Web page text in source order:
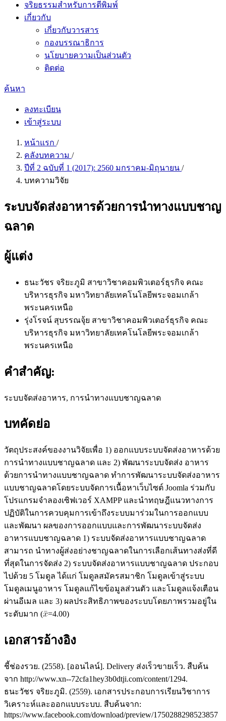
จริยธรรมสำหรับการตีพิมพ์
เกี่ยวกับ
เกี่ยวกับวารสาร
กองบรรณาธิการ
นโยบายความเป็นส่วนตัว
ติดต่อ
ค้นหา
ลงทะเบียน
เข้าสู่ระบบ
หน้าแรก /
คลังบทความ /
ปีที่ 2 ฉบับที่ 1 (2017): 2560 มกราคม-มิถุนายน /
บทความวิจัย
ระบบจัดส่งอาหารด้วยการนำทางแบบชาญ
ฉลาด
ผู้แต่ง
ธนะวัชร จริยะภูมิ สาขาวิชาคอมพิวเตอร์ธุรกิจ คณะ
บริหารธุรกิจ มหาวิทยาลัยเทคโนโลยีพระจอมเกล้า
พระนครเหนือ
รุ่งโรจน์ สุบรรณจุ้ย สาขาวิชาคอมพิวเตอร์ธุรกิจ คณะ
บริหารธุรกิจ มหาวิทยาลัยเทคโนโลยีพระจอมเกล้า
พระนครเหนือ
คำสำคัญ:
ระบบจัดส่งอาหาร, การนำทางแบบชาญฉลาด
บทคัดย่อ
วัตถุประสงค์ของงานวิจัยเพื่อ 1) ออกแบบระบบจัดส่งอาหารด้วย
การนำทางแบบชาญฉลาด และ 2) พัฒนาระบบจัดส่ง อาหาร
ด้วยการนำทางแบบชาญฉลาด ทำการพัฒนาระบบจัดส่งอาหาร
แบบชาญฉลาดโดยระบบจัดการเนื้อหาเว็บไซต์ Joomla ร่วมกับ
โปรแกรมจำลองเซิฟเวอร์ XAMPP และนำทฤษฎีแนวทางการ
ปฏิบัติในการควบคุมการเข้าถึงระบบมาร่วมในการออกแบบ
และพัฒนา ผลของการออกแบบและการพัฒนาระบบจัดส่ง
อาหารแบบชาญฉลาด 1) ระบบจัดส่งอาหารแบบชาญฉลาด
สามารถ นำทางผู้ส่งอย่างชาญฉลาดในการเลือกเส้นทางส่งที่ดี
ที่สุดในการจัดส่ง 2) ระบบจัดส่งอาหารแบบชาญฉลาด ประกอบ
ไปด้วย 5 โมดูล ได้แก่ โมดูลสมัครสมาชิก โมดูลเข้าสู่ระบบ
โมดูลเมนูอาหาร โมดูลแก้ไขข้อมูลส่วนตัว และโมดูลแจ้งเตือน
ผ่านอีเมล และ 3) ผลประสิทธิภาพของระบบโดยภาพรวมอยู่ใน
ระดับมาก ( =4.00)
เอกสารอ้างอิง
ชี้ช่องรวย. (2558). [ออนไลน์]. Delivery ส่งเร็วขายเร็ว. สืบค้น
จาก http://www.xn--72cfa1hey3b0dtji.com/content/1294.
ธนะวัชร จริยะภูมิ. (2559). เอกสารประกอบการเรียนวิชาการ
วิเคราะห์และออกแบบระบบ. สืบค้นจาก:
https://www.facebook.com/download/preview/1750288298523857